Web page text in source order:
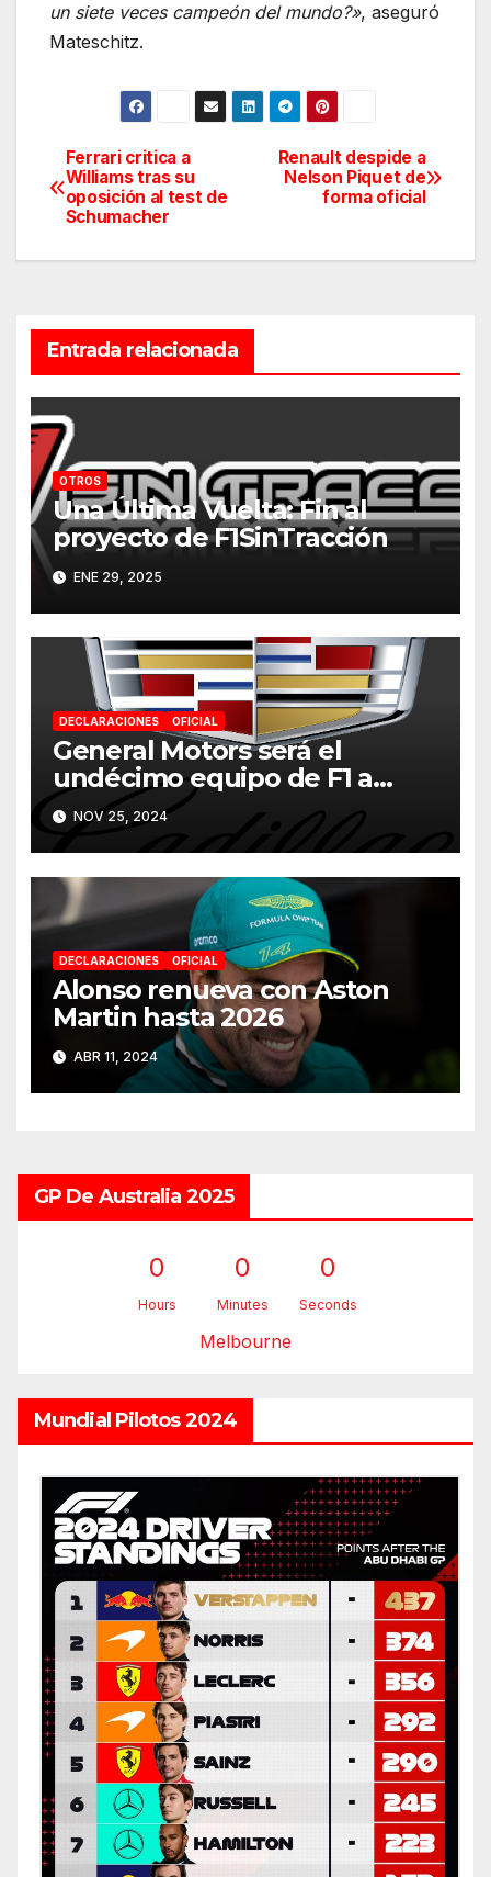
un siete veces campeón del mundo?», aseguró
Mateschitz.
Navegación
de
entradas
Renault despide a
Nelson Piquet de
forma oficial
Ferrari critica a
Williams tras su
oposición al test de
Schumacher
Entrada relacionada
OTROS
Una Última Vuelta: Fin al
proyecto de F1SinTracción
ENE 29, 2025
DECLARACIONES OFICIAL
General Motors será el
undécimo equipo de F1 a
partir de 2026
NOV 25, 2024
DECLARACIONES OFICIAL
Alonso renueva con Aston
Martin hasta 2026
ABR 11, 2024
GP De Australia 2025
0
Hours
0
Minutes
0
Seconds
Melbourne
Mundial Pilotos 2024